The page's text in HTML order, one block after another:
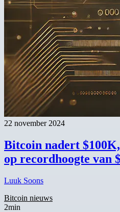
22 november 2024
Bitcoin nadert
op recordhoogte van
Luuk Soons
Bitcoin nieuws
2min